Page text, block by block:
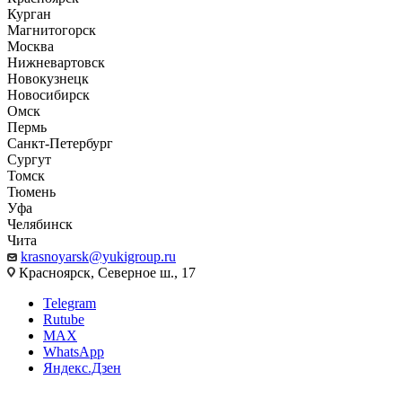
Курган
Магнитогорск
Москва
Нижневартовск
Новокузнецк
Новосибирск
Омск
Пермь
Санкт-Петербург
Сургут
Томск
Тюмень
Уфа
Челябинск
Чита
krasnoyarsk@yukigroup.ru
Красноярск, Северное ш., 17
Telegram
Rutube
MAX
WhatsApp
Яндекс.Дзен